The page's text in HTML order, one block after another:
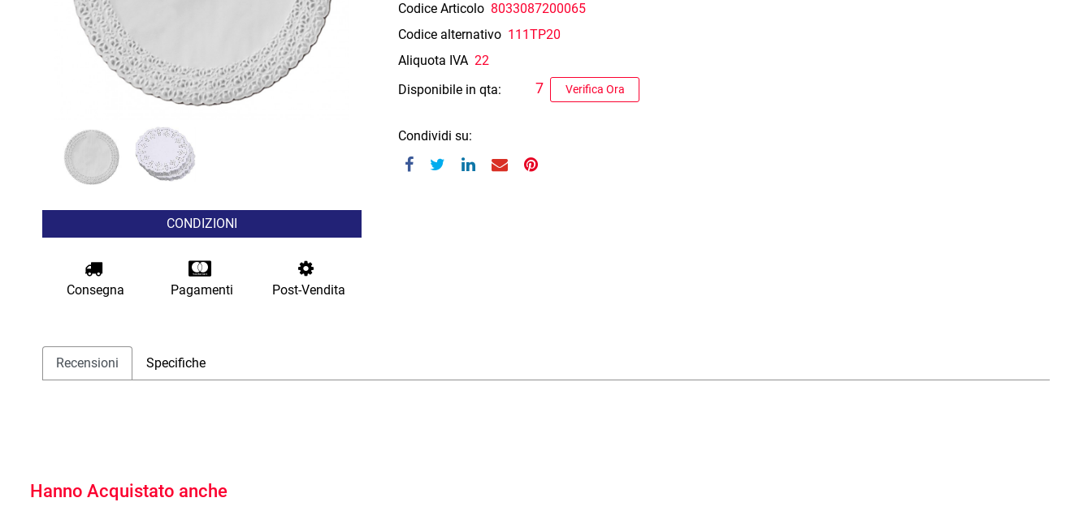
CONDIZIONI
Consegna Pagamenti Post-Vendita
Codice Articolo 8033087200065
Codice alternativo 111TP20
Aliquota IVA 22
Disponibile in qta:
Verifica Ora
7
Condividi su:
Recensioni Specifiche
Hanno Acquistato anche